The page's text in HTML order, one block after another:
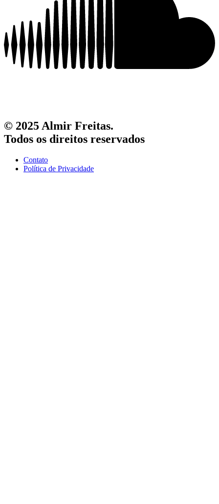
© 2025 Almir Freitas.
Todos os direitos reservados
Contato
Política de Privacidade